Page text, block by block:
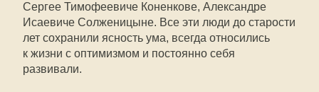
Сергее Тимофеевиче Коненкове, Александре
Исаевиче Солженицыне. Все эти люди до старости
лет сохранили ясность ума, всегда относились
к жизни с оптимизмом и постоянно себя
развивали.